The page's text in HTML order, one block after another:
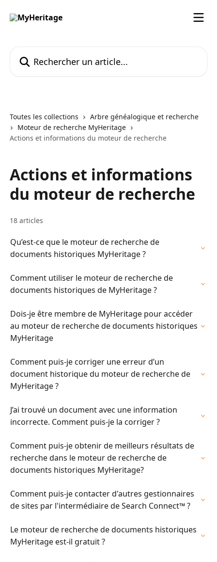
Toutes les collections
Arbre généalogique et recherche
Moteur de recherche MyHeritage
Actions et informations du moteur de recherche
Actions et informations
du moteur de recherche
18 articles
Qu’est-ce que le moteur de recherche de
documents historiques MyHeritage ?
Comment utiliser le moteur de recherche de
documents historiques de MyHeritage ?
Dois-je être membre de MyHeritage pour accéder
au moteur de recherche de documents historiques
MyHeritage
Comment puis-je corriger une erreur d’un
document historique du moteur de recherche de
MyHeritage ?
J’ai trouvé un document avec une information
incorrecte. Comment puis-je la corriger ?
Comment puis-je obtenir de meilleurs résultats de
recherche dans le moteur de recherche de
documents historiques MyHeritage?
Comment puis-je contacter d'autres gestionnaires
de sites par l'intermédiaire de Search Connect™ ?
Le moteur de recherche de documents historiques
MyHeritage est-il gratuit ?